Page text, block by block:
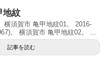
地紋
横須賀市 亀甲地紋01。 2016-
。 横須賀市 亀甲地紋02。 ...
記事を読む